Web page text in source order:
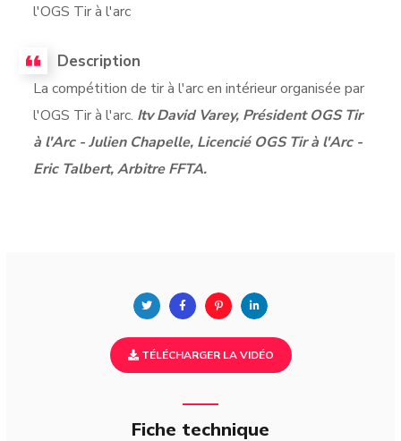
l'OGS Tir à l'arc
Description
La compétition de tir à l'arc en intérieur organisée par
l'OGS Tir à l'arc. Itv David Varey, Président OGS Tir
à l'Arc - Julien Chapelle, Licencié OGS Tir à l'Arc -
Eric Talbert, Arbitre FFTA.
TÉLÉCHARGER LA VIDÉO
Fiche technique